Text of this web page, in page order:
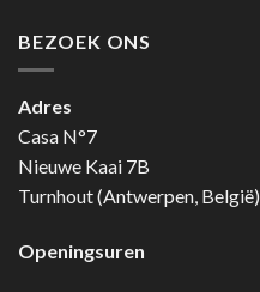
BEZOEK ONS
Adres
Casa N°7
Nieuwe Kaai 7B
Turnhout (Antwerpen, België)
Openingsuren